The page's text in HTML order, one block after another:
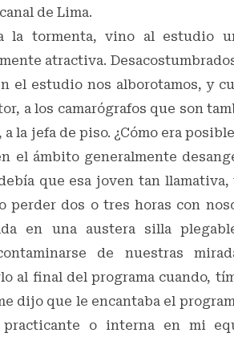
de Lima.
la tormenta, vino al estudio
atractiva.
el estudio nos alborotamos, y
a los camarógrafos que son
la jefa de piso. ¿Cómo era
el ámbito generalmente
que esa joven tan
perder dos o tres horas con
en una austera silla
de nuestras
al final del programa cuando,
dijo que le encantaba el
o interna en mi